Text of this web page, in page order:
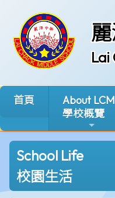
Lai
首頁
About
學校概覽
School Life
校園生活